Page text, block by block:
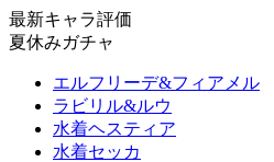
最新キャラ評価
夏休みガチャ
エルフリーデ&フィアメル
ラビリル&ルウ
水着ヘスティア
水着セッカ